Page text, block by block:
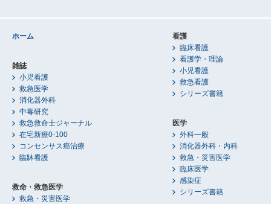
ホーム
雑誌
小児看護
救急医学
消化器外科
中毒研究
救急救命士ジャーナル
在宅新療0-100
コンセンサス癌治療
臨牀看護
救命・救急医学
救急・災害医学
看護
臨床看護
看護学・理論
小児看護
救急看護
シリーズ書籍
医学
外科一般
消化器外科・内科
救急・災害医学
臨床医学
感染症
シリーズ書籍